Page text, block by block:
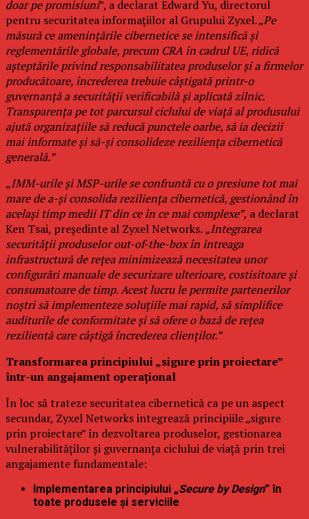
doar pe promisiuni”, a declarat Edward Yu, directorul
pentru securitatea informațiilor al Grupului Zyxel. „Pe
măsură ce amenințările cibernetice se intensifică și
reglementările globale, precum CRA în cadrul UE, ridică
așteptările privind responsabilitatea produselor și a firmelor
producătoare, încrederea trebuie câștigată printr-o
guvernanță a securității verificabilă și aplicată zilnic.
Transparența pe tot parcursul ciclului de viață al produsului
ajută organizațiile să reducă punctele oarbe, să ia decizii
mai informate și să-și consolideze reziliența cibernetică
generală.”
„IMM-urile și MSP-urile se confruntă cu o presiune tot mai
mare de a-și consolida reziliența cibernetică, gestionând în
același timp medii IT din ce în ce mai complexe”, a declarat
Ken Tsai, președinte al Zyxel Networks. „Integrarea
securității produselor out-of-the-box în întreaga
infrastructură de rețea minimizează necesitatea unor
configurări manuale de securizare ulterioare, costisitoare și
consumatoare de timp. Acest lucru le permite partenerilor
noștri să implementeze soluțiile mai rapid, să simplifice
auditurile de conformitate și să ofere o bază de rețea
rezilientă care câștigă încrederea clienților.”
Transformarea principiului „sigure prin proiectare”
într-un angajament operațional
În loc să trateze securitatea cibernetică ca pe un aspect
secundar, Zyxel Networks integrează principiile „sigure
prin proiectare” în dezvoltarea produselor, gestionarea
vulnerabilităților și guvernanța ciclului de viață prin trei
angajamente fundamentale:
Implementarea principiului „Secure by Design” în
toate produsele și serviciile